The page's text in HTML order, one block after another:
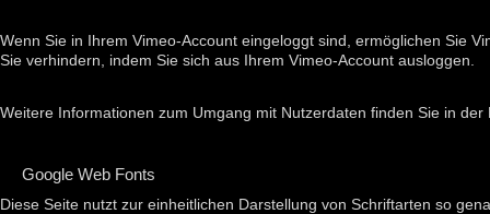
Wenn Sie in Ihrem Vimeo-Account eingeloggt sind, ermöglichen Sie
Sie verhindern, indem Sie sich aus Ihrem Vimeo-Account ausloggen.
Weitere Informationen zum Umgang mit Nutzerdaten finden Sie in
Google Web Fonts
Diese Seite nutzt zur einheitlichen Darstellung von Schriftarten so